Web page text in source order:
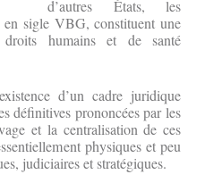
d’autres États, les
en sigle VBG, constituent une
droits humains et de santé
d’un cadre juridique
définitives prononcées par les
et la centralisation de ces
physiques et peu
judiciaires et stratégiques.